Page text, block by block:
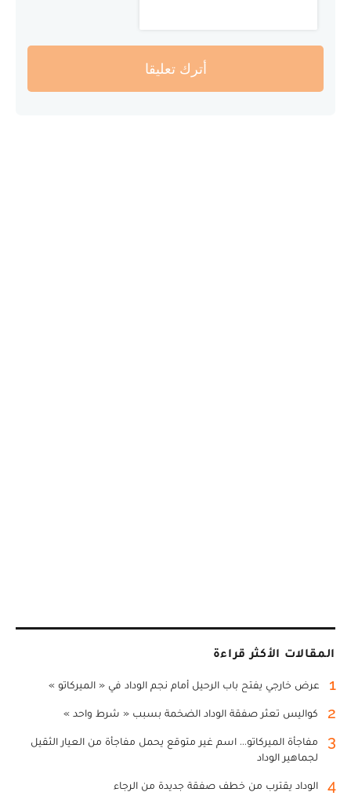
أترك تعليقا
المقالات الأكثر قراءة
1 عرض خارجي يفتح باب الرحيل أمام نجم الوداد في « الميركاتو »
2 كواليس تعثر صفقة الوداد الضخمة بسبب « شرط واحد »
3
مفاجأة الميركاتو... اسم غير متوقع يحمل مفاجأة من العيار الثقيل
لجماهير الوداد
4 الوداد يقترب من خطف صفقة جديدة من الرجاء